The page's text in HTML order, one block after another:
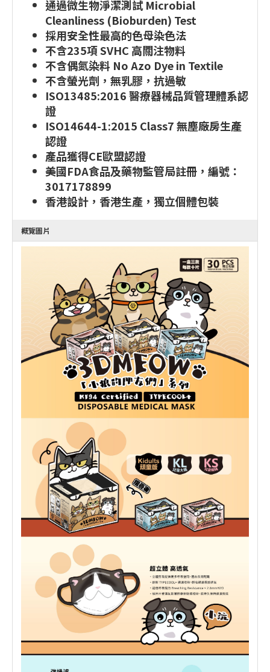
通過微生物淨潔測試 Microbial
Cleanliness (Bioburden) Test
採用安全性最高的色母染色法
不含235項 SVHC 高關注物料
不含偶氮染料 No Azo Dye in Textile
不含螢光劑，無乳膠，抗過敏
ISO13485:2016 醫療器械品質管理體系認
證
ISO14644-1:2015 Class7 無塵廠房生產
認證
產品獲得CE歐盟認證
美國FDA食品及藥物監管局註冊，編號：
3017178899
香港設計，香港生產，獨立個體包裝
概覽圖片